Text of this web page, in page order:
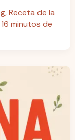
,Receta de la
16 minutos de